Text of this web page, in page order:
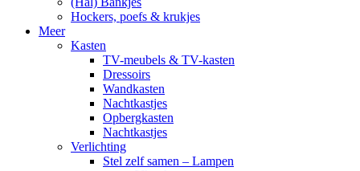
Hockers, poefs & krukjes
Meer
Kasten
TV-meubels & TV-kasten
Dressoirs
Wandkasten
Nachtkastjes
Opbergkasten
Nachtkastjes
Verlichting
Stel zelf samen – Lampen